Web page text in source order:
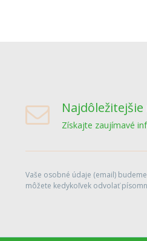
Získajte zaujímavé
Vaše osobné údaje (email)
môžete kedykoľvek odvolať